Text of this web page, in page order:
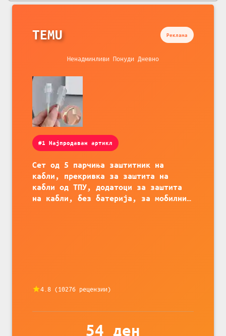
TEMU Реклама
Ненадминливи Понуди Дневно
#1 Најпродаван артикл
Сет од 5 парчиња заштитник на
кабли, прекривка за заштита на
кабли од ТПУ, додатоци за заштита
на кабли, без батерија, за мобилни
4.8 (10276 рецензии)
54 ден